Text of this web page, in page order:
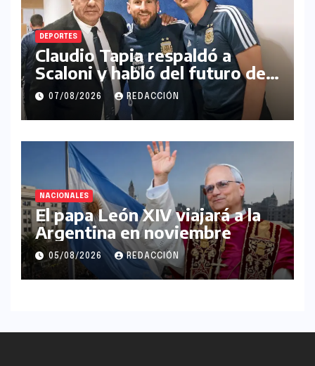
DEPORTES
Claudio Tapia respaldó a
Scaloni y habló del futuro de
Messi en la Selección
Argentina
07/08/2026 REDACCIÓN
NACIONALES
El papa León XIV viajará a la
Argentina en noviembre
05/08/2026 REDACCIÓN